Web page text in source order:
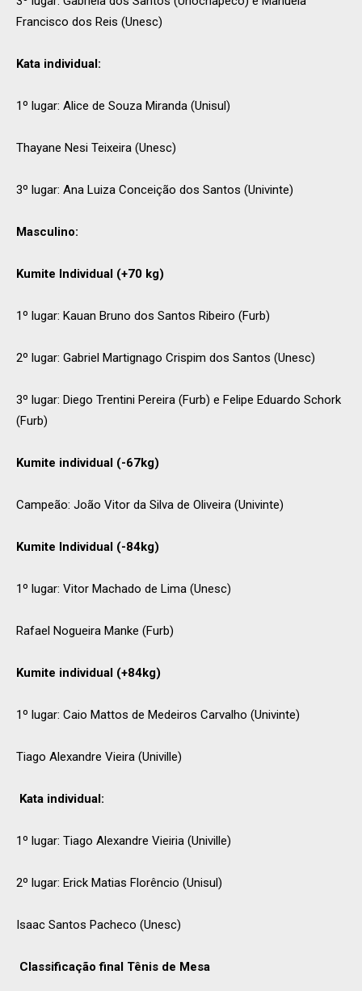
Francisco dos Reis (Unesc)
Kata individual:
1º lugar: Alice de Souza Miranda (Unisul)
Thayane Nesi Teixeira (Unesc)
3º lugar: Ana Luiza Conceição dos Santos (Univinte)
Masculino:
Kumite Individual (+70 kg)
1º lugar: Kauan Bruno dos Santos Ribeiro (Furb)
2º lugar: Gabriel Martignago Crispim dos Santos (Unesc)
3º lugar: Diego Trentini Pereira (Furb) e Felipe Eduardo Schork
(Furb)
Kumite individual (-67kg)
Campeão: João Vitor da Silva de Oliveira (Univinte)
Kumite Individual (-84kg)
1º lugar: Vitor Machado de Lima (Unesc)
Rafael Nogueira Manke (Furb)
Kumite individual (+84kg)
1º lugar: Caio Mattos de Medeiros Carvalho (Univinte)
Tiago Alexandre Vieira (Univille)
Kata individual:
1º lugar: Tiago Alexandre Vieiria (Univille)
2º lugar: Erick Matias Florêncio (Unisul)
Isaac Santos Pacheco (Unesc)
Classificação final Tênis de Mesa